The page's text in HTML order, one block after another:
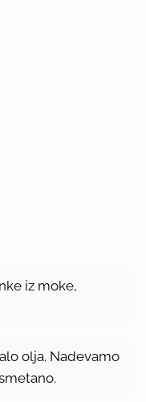
iz moke,
olja. Nadevamo